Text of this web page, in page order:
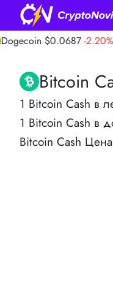
$0.0687 -2.20%
Bitcoin
1 Bitcoin Cash в
1 Bitcoin Cash в
Bitcoin Cash